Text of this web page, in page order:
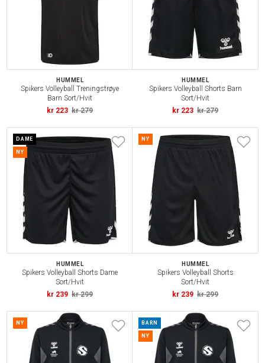
HUMMEL
Spikers Volleyball Treningstrøye
Barn Sort/Hvit
kr 223 kr 279
HUMMEL
Spikers Volleyball Shorts Barn
Sort/Hvit
kr 223 kr 279
DAME
NY
HUMMEL
Spikers Volleyball Shorts Dame
Sort/Hvit
kr 239 kr 299
NY
HUMMEL
Spikers Volleyball Shorts
Sort/Hvit
kr 239 kr 299
NY BARN
NY